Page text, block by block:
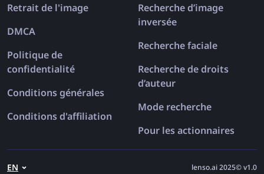
Retrait de l'image
DMCA
Politique de
confidentialité
Conditions générales
Conditions d'affiliation
Recherche d’image
inversée
Recherche faciale
Recherche de droits
d’auteur
Mode recherche
Pour les actionnaires
EN lenso.ai 2025© v1.0